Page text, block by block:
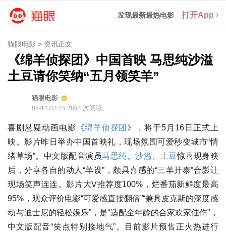
发现最新最热电影 打开App
猫眼电影 > 资讯正文
《绵羊侦探团》中国首映 马思纯沙溢
土豆请你笑纳“五月领笑羊”
猫眼电影
05-11 02:25 2894次阅读
喜剧悬疑动画电影《绵羊侦探团 》，将于5月16日正式上
映。影片昨日举办中国首映礼，现场氛围可爱秒变城市“情
绪草场”。中文版配音演员马思纯、沙溢、 土豆惊喜现身映
后，分享各自的动人“羊设”，颇具喜感的“三羊开泰”合影让
现场笑声连连。影片大V推荐度100%，烂番茄新鲜度最高
95%，观众评价电影“可爱感直接翻倍”“兼具皮克斯的深度感
动与迪士尼的轻松娱乐”，是“适配全年龄的合家欢家佳作”，
中文版配音“笑点特别接地气”。目前影片预售正火热进行